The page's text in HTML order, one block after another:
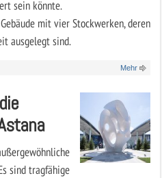
sein könnte.
mit vier Stockwerken, deren
ausgelegt sind.
Mehr
sind tragfähige